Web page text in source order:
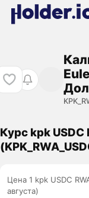
Курс kpk USDC
Цена 1 kpk USDC
августа)